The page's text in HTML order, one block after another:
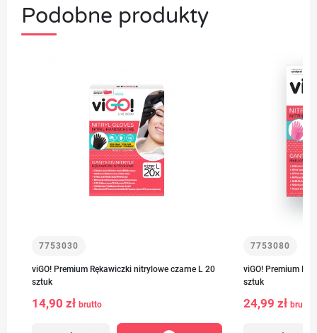
Podobne produkty
7753030
viGO! Premium Rękawiczki nitrylowe czarne L 20
sztuk
14,90 zł brutto
7753080
viGO! Premium
sztuk
24,99 zł brutto